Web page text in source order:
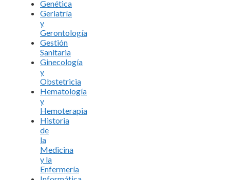
Genética
Geriatría
y
Gerontología
Gestión
Sanitaria
Ginecología
y
Obstetricia
Hematología
y
Hemoterapia
Historia
de
la
Medicina
y la
Enfermería